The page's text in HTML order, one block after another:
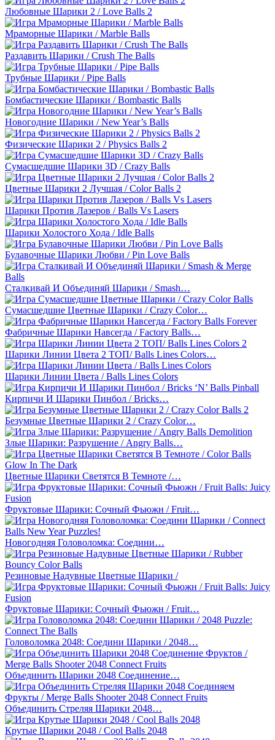
Любовные Шарики 2 / Love Balls 2
Мраморные Шарики / Marble Balls
Раздавить Шарики / Crush The Balls
Трубные Шарики / Pipe Balls
Бомбастические Шарики / Bombastic Balls
Новогодние Шарики / New Year’s Balls
Физические Шарики 2 / Physics Balls 2
Сумасшедшие Шарики 3D / Crazy Balls
Цветные Шарики 2 Лучшая / Color Balls 2
Шарики Против Лазеров / Balls Vs Lasers
Шарики Холостого Хода / Idle Balls
Булавочные Шарики Любви / Pin Love Balls
Сталкивай И Объединяй Шарики / Smash…
Сумасшедшие Цветные Шарики / Crazy Color…
Фабричные Шарики Навсегда / Factory Balls…
Шарики Линии Цвета 2 ТОП/ Balls Lines Colors…
Шарики Линии Цвета / Balls Lines Colors
Кирпичи И Шарики Пинбол / Bricks…
Безумные Цветные Шарики 2 / Crazy Color…
Злые Шарики: Разрушение / Angry Balls…
Цветные Шарики Светятся В Темноте /…
Фруктовые Шарики: Сочный Фьюжн / Fruit…
Новогодняя Головоломка: Соедини…
Резиновые Надувные Цветные Шарики /
Фруктовые Шарики: Сочный Фьюжн / Fruit…
Головоломка 2048: Соедини Шарики / 2048…
Объединить Шарики 2048 Соединение…
Объединить Стреляя Шарики 2048…
Крутые Шарики 2048 / Cool Balls 2048